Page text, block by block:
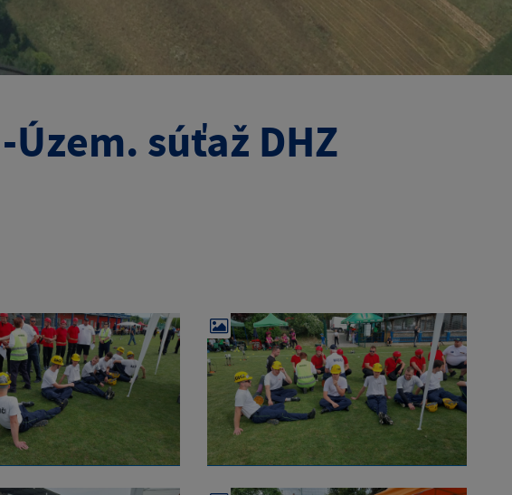
súťaž DHZ